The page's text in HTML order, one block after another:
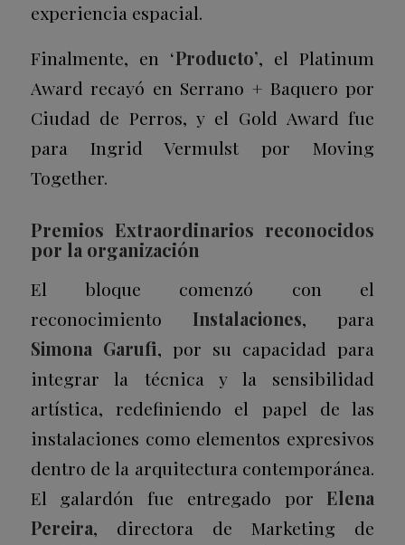
experiencia espacial.
Finalmente, en ‘Producto’, elPlatinum
Award recayó en Serrano + Baquero por
Ciudad de Perros, y el Gold Award fue
para Ingrid Vermulst porMoving
Together.
Premios Extraordinarios reconocidos
por la organización
El bloque comenzó con el
reconocimiento Instalaciones, para
Simona Garufi, por su capacidad para
integrar la técnica y la sensibilidad
artística, redefiniendo el papel de las
instalaciones como elementos expresivos
dentro de la arquitectura contemporánea.
El galardón fue entregado por Elena
Pereira, directora de Marketing de